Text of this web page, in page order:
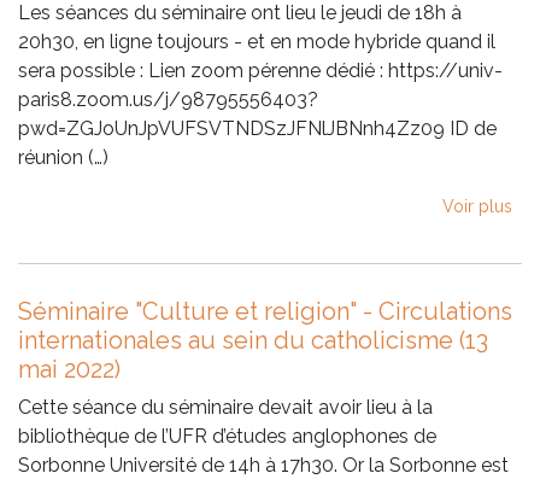
Les séances du séminaire ont lieu le jeudi de 18h à
20h30, en ligne toujours - et en mode hybride quand il
sera possible : Lien zoom pérenne dédié : https://univ-
paris8.zoom.us/j/98795556403?
pwd=ZGJoUnJpVUFSVTNDSzJFNlJBNnh4Zz09 ID de
réunion (…)
Voir plus
Séminaire "Culture et religion" - Circulations
internationales au sein du catholicisme (13
mai 2022)
Cette séance du séminaire devait avoir lieu à la
bibliothèque de l’UFR d’études anglophones de
Sorbonne Université de 14h à 17h30. Or la Sorbonne est